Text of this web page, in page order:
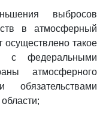
выбросов
в атмосферный
осуществлено такое
с федеральными
атмосферного